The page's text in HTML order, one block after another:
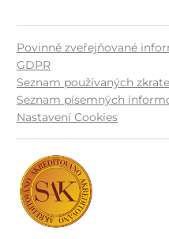
Povinně zveřejňované
GDPR
Seznam používaných
Seznam písemných
Nastavení Cookies